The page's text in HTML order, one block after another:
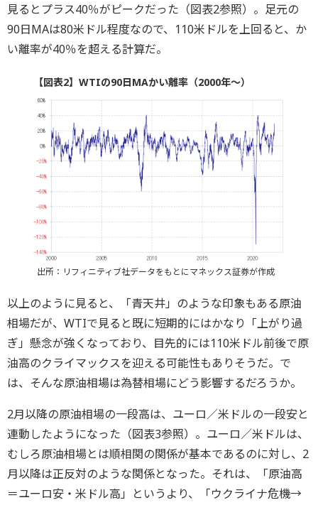
見るとプラス40％がピークだった（図表2参照）。足元の
90日MAは80米ドル程度なので、110米ドルを上回ると、か
い離率が40％を超える計算だ。
【図表2】WTIの90日MAかい離率（2000年～）
出所：リフィニティブ社データをもとにマネックス証券が作成
以上のように見ると、「青天井」のような印象もある原油
相場だが、WTIで見ると既に短期的にはかなり「上がり過
ぎ」懸念が強くなっており、目先的には110米ドル前後で原
油高のクライマックスを迎える可能性もありそうだ。で
は、そんな原油相場は為替相場にどう影響するだろうか。
2月以降の原油相場の一段高は、ユーロ／米ドルの一段安と
連動したようになった（図表3参照）。ユーロ／米ドルは、
むしろ原油相場とは順相関の関係が基本であるのに対し、2
月以降は正反対のような関係となった。それは、「原油高
＝ユーロ安・米ドル高」というより、「ウクライナ危機→